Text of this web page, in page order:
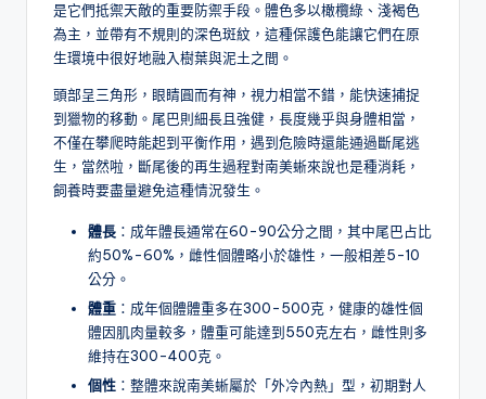
是它們抵禦天敵的重要防禦手段。體色多以橄欖綠、淺褐色
為主，並帶有不規則的深色斑紋，這種保護色能讓它們在原
生環境中很好地融入樹葉與泥土之間。
頭部呈三角形，眼睛圓而有神，視力相當不錯，能快速捕捉
到獵物的移動。尾巴則細長且強健，長度幾乎與身體相當，
不僅在攀爬時能起到平衡作用，遇到危險時還能通過斷尾逃
生，當然啦，斷尾後的再生過程對南美蜥來說也是種消耗，
飼養時要盡量避免這種情況發生。
體長 ：成年體長通常在60-90公分之間，其中尾巴占比
約50%-60%，雌性個體略小於雄性，一般相差5-10
公分。
體重 ：成年個體體重多在300-500克，健康的雄性個
體因肌肉量較多，體重可能達到550克左右，雌性則多
維持在300-400克。
個性 ：整體來說南美蜥屬於「外冷內熱」型，初期對人